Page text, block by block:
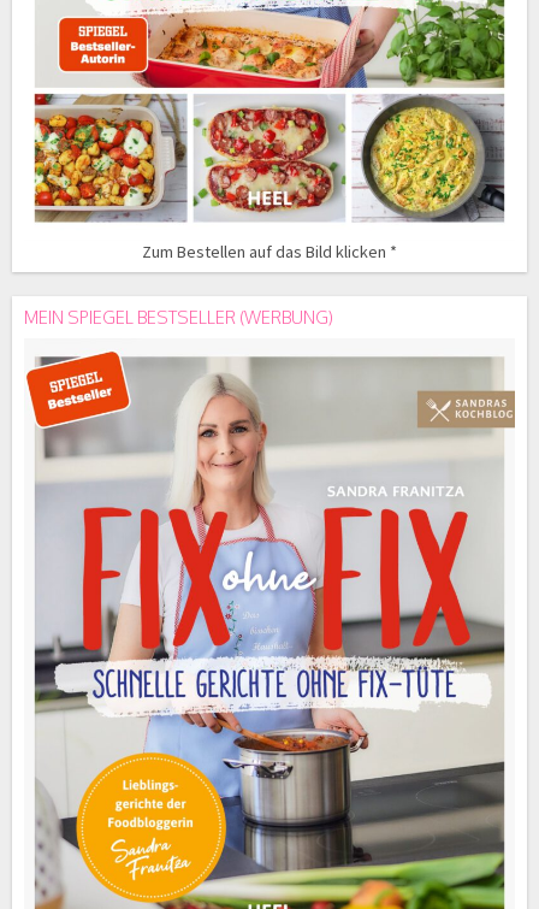
Zum Bestellen auf das Bild klicken *
MEIN SPIEGEL BESTSELLER (WERBUNG)